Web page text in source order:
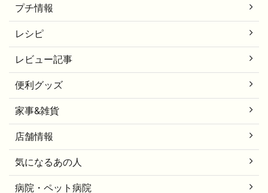
プチ情報
レシピ
レビュー記事
便利グッズ
家事&雑貨
店舗情報
気になるあの人
病院・ペット病院